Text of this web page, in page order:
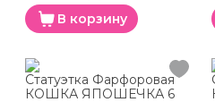
В корзину
Статуэтка Фарфоровая
КОШКА ЯПОШЕЧКА 6